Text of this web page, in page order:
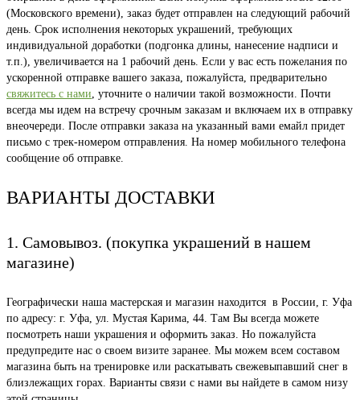
(Московского времени), заказ будет отправлен на следующий рабочий
день. Срок исполнения некоторых украшений, требующих
индивидуальной доработки (подгонка длины, нанесение надписи и
т.п.), увеличивается на 1 рабочий день. Если у вас есть пожелания по
ускоренной отправке вашего заказа, пожалуйста, предварительно
свяжитесь с нами, уточните о наличии такой возможности. Почти
всегда мы идем на встречу срочным заказам и включаем их в отправку
внеочереди. После отправки заказа на указанный вами емайл придет
письмо с трек-номером отправления. На номер мобильного телефона
сообщение об отправке.
ВАРИАНТЫ ДОСТАВКИ
1. Самовывоз. (покупка украшений в нашем
магазине)
Географически наша мастерская и магазин находится в России, г. Уфа
по адресу: г. Уфа, ул. Мустая Карима, 44. Там Вы всегда можете
посмотреть наши украшения и оформить заказ. Но пожалуйста
предупредите нас о своем визите заранее. Мы можем всем составом
магазина быть на тренировке или раскатывать свежевыпавший снег в
близлежащих горах. Варианты связи с нами вы найдете в самом низу